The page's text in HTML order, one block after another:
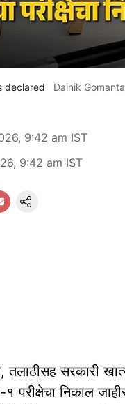
declared Dainik
9:42 am IST
9:42 am IST
सरकारी
१ परीक्षेचा निकाल